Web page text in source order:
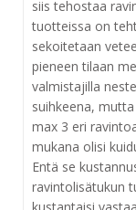
siis tehostaa
tuotteissa on
sekoitetaan
pieneen tilaan
valmistajilla
suihkeena,
max 3 eri
mukana olisi
Entä se
ravintolisätukun